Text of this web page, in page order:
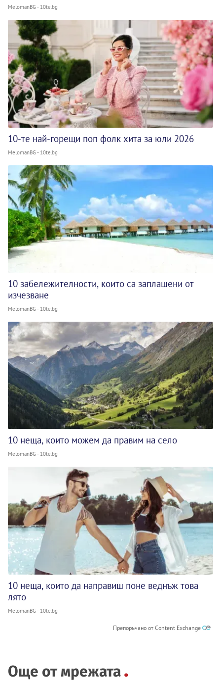
MelomanBG - 10te.bg
10-те най-горещи поп фолк хита за юли 2026
MelomanBG - 10te.bg
10 забележителности, които са заплашени от
изчезване
MelomanBG - 10te.bg
10 неща, които можем да правим на село
MelomanBG - 10te.bg
10 неща, които да направиш поне веднъж това
лято
MelomanBG - 10te.bg
Препоръчано от Content Exchange
Още от мрежата